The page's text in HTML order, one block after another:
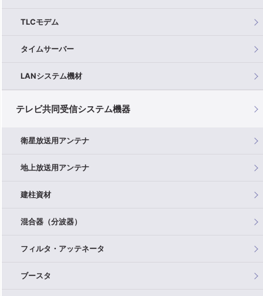
TLCモデム
タイムサーバー
LANシステム機材
テレビ共同受信システム機器
衛星放送用アンテナ
地上放送用アンテナ
建柱資材
混合器（分波器）
フィルタ・アッテネータ
ブースタ